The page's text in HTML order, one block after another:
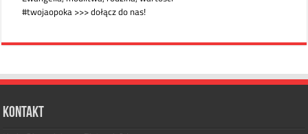
Kontakt